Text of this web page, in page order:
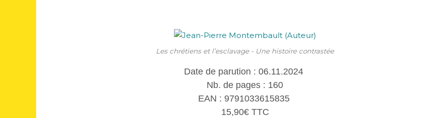
Les chrétiens et l’esclavage - Une histoire contrastée
Date de parution : 06.11.2024
Nb. de pages : 160
EAN : 9791033615835
15,90€ TTC